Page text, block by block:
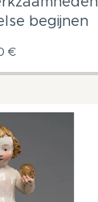
begijnen
€